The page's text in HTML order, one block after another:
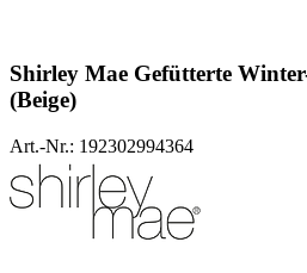
Shirley Mae Gefütterte
(Beige)
Art.-Nr.: 192302994364